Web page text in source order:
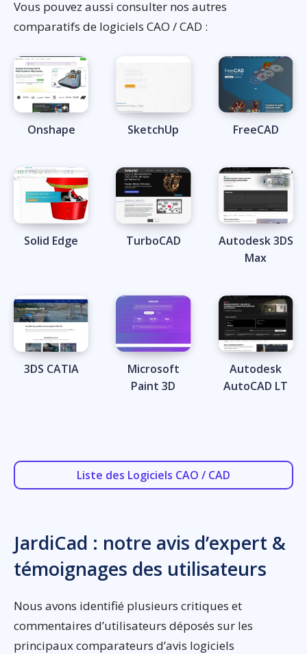
Vous pouvez aussi consulter nos autres
comparatifs de logiciels CAO / CAD :
Onshape SketchUp FreeCAD
Solid Edge TurboCAD
Autodesk 3DS
Max
3DS CATIA
Microsoft
Paint 3D
Autodesk
AutoCAD LT
Liste des Logiciels CAO / CAD
JardiCad : notre avis d’expert &
témoignages des utilisateurs
Nous avons identifié plusieurs critiques et
commentaires d’utilisateurs déposés sur les
principaux comparateurs d’avis logiciels